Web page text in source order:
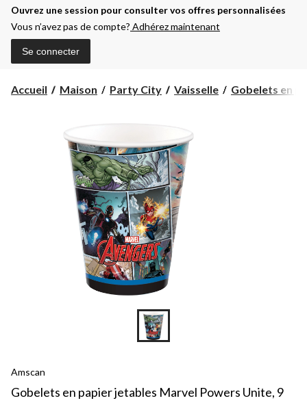
Ouvrez une session pour consulter vos offres personnalisées
Vous n’avez pas de compte? Adhérez maintenant
Se connecter
Accueil Maison Party City Vaisselle Gobelets en
Amscan
Gobelets en papier jetables Marvel Powers Unite, 9